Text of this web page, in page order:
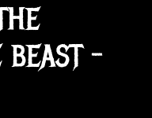
BEAST -